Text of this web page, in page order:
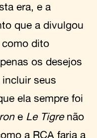
era, e a
que a divulgou
como dito
os desejos
seus
ela sempre foi
e Le Tigrenão
a RCA faria a